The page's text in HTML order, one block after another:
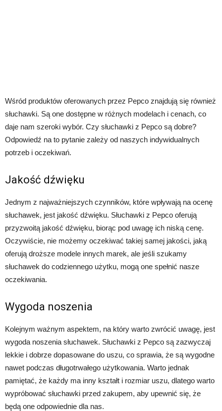
Wśród produktów oferowanych przez Pepco znajdują się również
słuchawki. Są one dostępne w różnych modelach i cenach, co
daje nam szeroki wybór. Czy słuchawki z Pepco są dobre?
Odpowiedź na to pytanie zależy od naszych indywidualnych
potrzeb i oczekiwań.
Jakość dźwięku
Jednym z najważniejszych czynników, które wpływają na ocenę
słuchawek, jest jakość dźwięku. Słuchawki z Pepco oferują
przyzwoitą jakość dźwięku, biorąc pod uwagę ich niską cenę.
Oczywiście, nie możemy oczekiwać takiej samej jakości, jaką
oferują droższe modele innych marek, ale jeśli szukamy
słuchawek do codziennego użytku, mogą one spełnić nasze
oczekiwania.
Wygoda noszenia
Kolejnym ważnym aspektem, na który warto zwrócić uwagę, jest
wygoda noszenia słuchawek. Słuchawki z Pepco są zazwyczaj
lekkie i dobrze dopasowane do uszu, co sprawia, że są wygodne
nawet podczas długotrwałego użytkowania. Warto jednak
pamiętać, że każdy ma inny kształt i rozmiar uszu, dlatego warto
wypróbować słuchawki przed zakupem, aby upewnić się, że
będą one odpowiednie dla nas.